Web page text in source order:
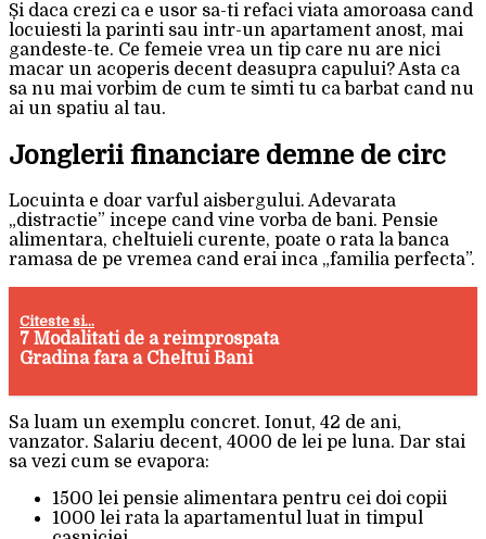
Și daca crezi ca e usor sa-ti refaci viata amoroasa cand
locuiesti la parinti sau intr-un apartament anost, mai
gandeste-te. Ce femeie vrea un tip care nu are nici
macar un acoperis decent deasupra capului? Asta ca
sa nu mai vorbim de cum te simti tu ca barbat cand nu
ai un spatiu al tau.
Jonglerii financiare demne de circ
Locuinta e doar varful aisbergului. Adevarata
„distractie” incepe cand vine vorba de bani. Pensie
alimentara, cheltuieli curente, poate o rata la banca
ramasa de pe vremea cand erai inca „familia perfecta”.
Citeste si...
7 Modalitati de a reimprospata
Gradina fara a Cheltui Bani
Sa luam un exemplu concret. Ionut, 42 de ani,
vanzator. Salariu decent, 4000 de lei pe luna. Dar stai
sa vezi cum se evapora:
1500 lei pensie alimentara pentru cei doi copii
1000 lei rata la apartamentul luat in timpul